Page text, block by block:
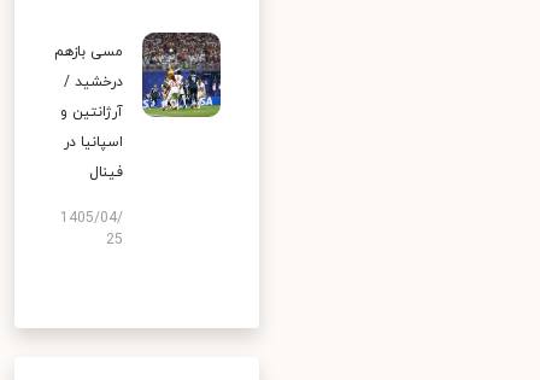
مسی بازهم
درخشید /
آرژانتین و
اسپانیا در
فینال
1405/04/
25